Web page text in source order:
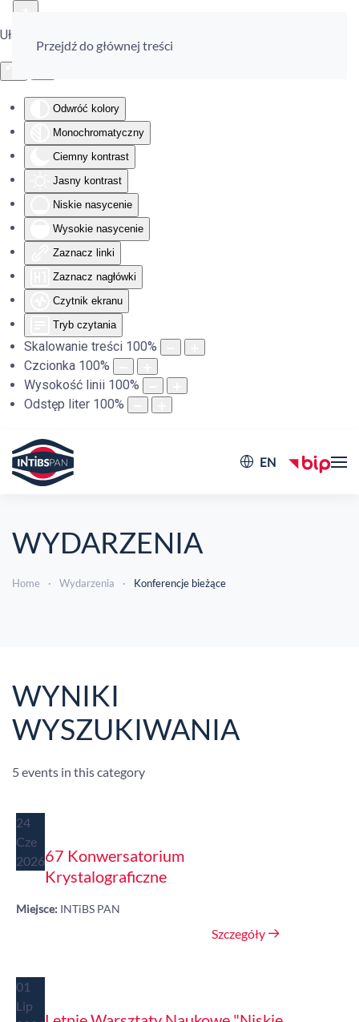
Ułatwienia dostępu
Odwróć kolory
Monochromatyczny
Ciemny kontrast
Jasny kontrast
Niskie nasycenie
Wysokie nasycenie
Zaznacz linki
Zaznacz nagłówki
Czytnik ekranu
Tryb czytania
Skalowanie treści 100%
Czcionka 100%
Wysokość linii 100%
Odstęp liter 100%
Przejdź do głównej treści
EN
WYDARZENIA
Home Wydarzenia Konferencje bieżące
WYNIKI
WYSZUKIWANIA
5 events in this category
24
Cze
202667 Konwersatorium
Krystalograficzne
Miejsce: INTiBS PAN
Szczegóły
01
Lip